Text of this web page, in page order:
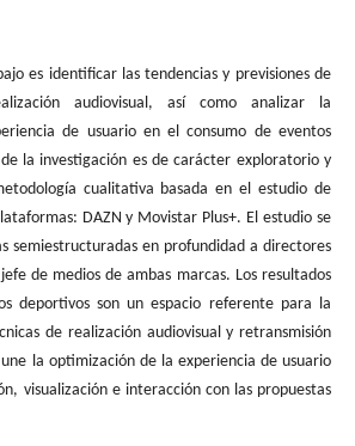
es identificar las tendencias y previsiones de
audiovisual, así como analizar la
de usuario en el consumo de eventos
la investigación es de carácter exploratorio y
cualitativa basada en el estudio de
DAZN y Movistar Plus+. El estudio se
semiestructuradas en profundidad a directores
de medios de ambas marcas. Los resultados
deportivos son un espacio referente para la
de realización audiovisual y retransmisión
la optimización de la experiencia de usuario
visualización e interacción con las propuestas